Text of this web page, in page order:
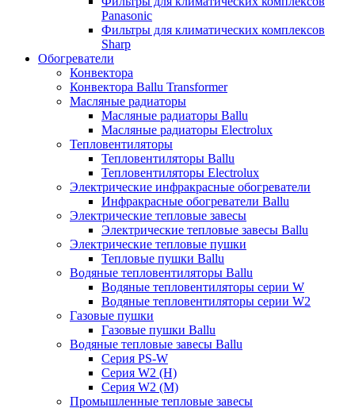
Panasonic
Фильтры для климатических комплексов
Sharp
Обогреватели
Конвектора
Конвектора Ballu Transformer
Масляные радиаторы
Масляные радиаторы Ballu
Масляные радиаторы Electrolux
Тепловентиляторы
Тепловентиляторы Ballu
Тепловентиляторы Electrolux
Электрические инфракрасные обогреватели
Инфракрасные обогреватели Ballu
Электрические тепловые завесы
Электрические тепловые завесы Ballu
Электрические тепловые пушки
Тепловые пушки Ballu
Водяные тепловентиляторы Ballu
Водяные тепловентиляторы серии W
Водяные тепловентиляторы серии W2
Газовые пушки
Газовые пушки Ballu
Водяные тепловые завесы Ballu
Серия PS-W
Серия W2 (H)
Серия W2 (M)
Промышленные тепловые завесы